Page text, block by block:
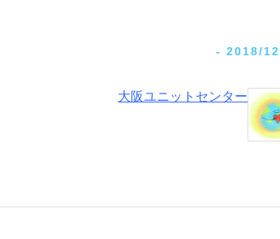
- 2018/
大阪ユニットセンター